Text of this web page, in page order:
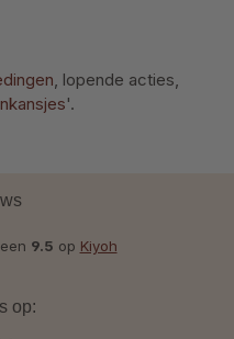
, lopende acties,
'.
9.5 op Kiyoh
op: